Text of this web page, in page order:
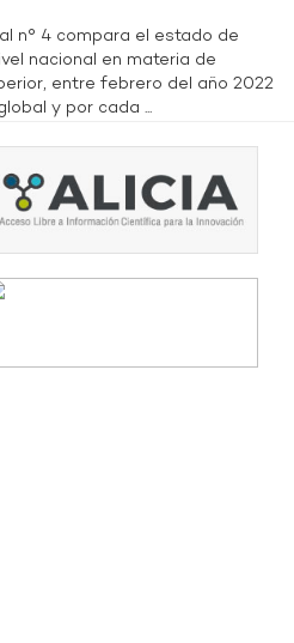
n° 4 compara el estado de
nacional en materia de
entre febrero del año 2022
y por cada ...
la